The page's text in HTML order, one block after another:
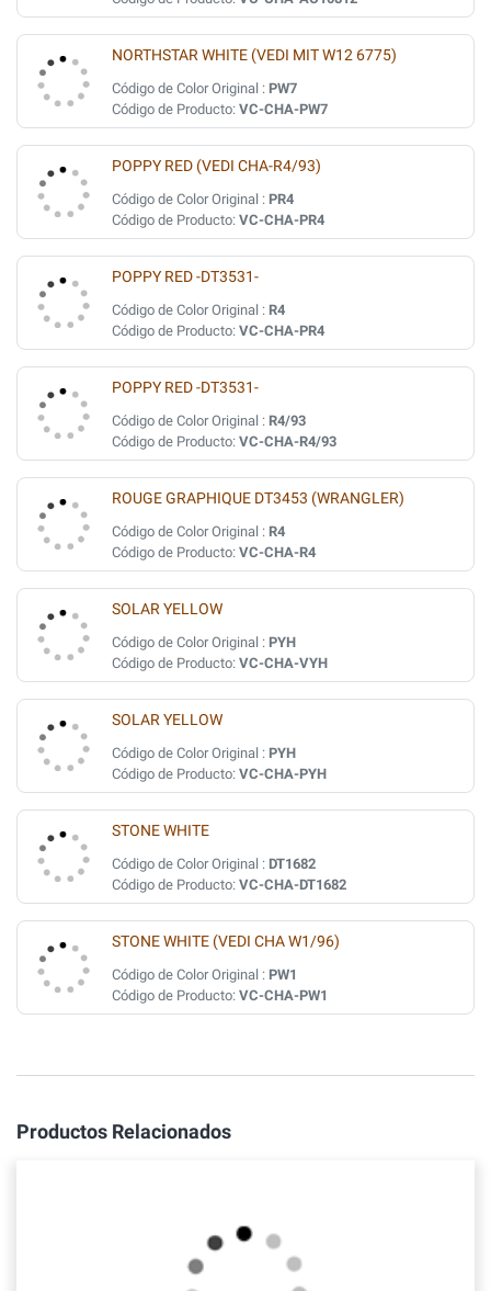
NORTHSTAR WHITE (VEDI MIT W12 6775)
Código de Color Original : PW7
Código de Producto: VC-CHA-PW7
POPPY RED (VEDI CHA-R4/93)
Código de Color Original : PR4
Código de Producto: VC-CHA-PR4
POPPY RED -DT3531-
Código de Color Original : R4
Código de Producto: VC-CHA-PR4
POPPY RED -DT3531-
Código de Color Original : R4/93
Código de Producto: VC-CHA-R4/93
ROUGE GRAPHIQUE DT3453 (WRANGLER)
Código de Color Original : R4
Código de Producto: VC-CHA-R4
SOLAR YELLOW
Código de Color Original : PYH
Código de Producto: VC-CHA-VYH
SOLAR YELLOW
Código de Color Original : PYH
Código de Producto: VC-CHA-PYH
STONE WHITE
Código de Color Original : DT1682
Código de Producto: VC-CHA-DT1682
STONE WHITE (VEDI CHA W1/96)
Código de Color Original : PW1
Código de Producto: VC-CHA-PW1
Productos Relacionados